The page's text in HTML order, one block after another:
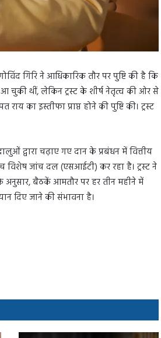
गिरि ने आधिकारिक तौर पर पुष्टि की है कि
चुकी थीं, लेकिन ट्रस्ट के शीर्ष नेतृत्व की ओर से
का इस्तीफा प्राप्त होने की पुष्टि की। ट्रस्ट
द्वारा चढ़ाए गए दान के प्रबंधन में वित्तीय
जांच दल (एसआईटी) कर रहा है। ट्रस्ट ने
अनुसार, बैठकें आमतौर पर हर तीन महीने में
दिए जाने की संभावना है।